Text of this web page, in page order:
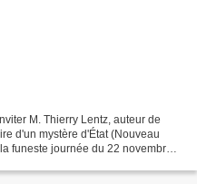
M. Thierry Lentz, auteur de
d'un mystère d'État (Nouveau
funeste journée du 22 novembre